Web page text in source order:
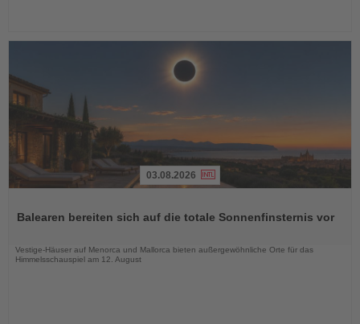
die
03.08.2026
Balearen bereiten sich auf die totale Sonnenfinsternis vor
Vestige-Häuser auf Menorca und Mallorca bieten außergewöhnliche Orte für das
Himmelsschauspiel am 12. August